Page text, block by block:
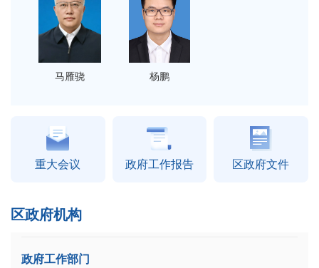
马雁骁 杨鹏
重大会议 政府工作报告 区政府文件
区政府机构
政府工作部门